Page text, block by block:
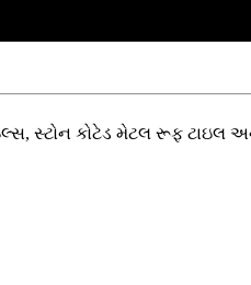
સ્ટોન કોટેડ મેટલ રૂફ ટાઇલ